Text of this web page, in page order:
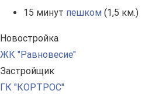
15 минут пешком (1,5 км.)
Новостройка
ЖК "Равновесие"
Застройщик
ГК "КОРТРОС"